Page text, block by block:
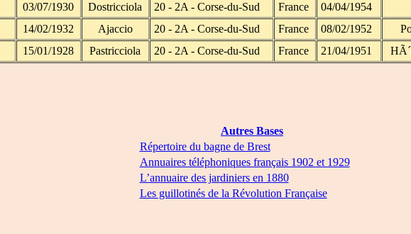
03/07/1930 Dostricciola 20 - 2A - Corse-du-Sud France 04/04/1954
14/02/1932 Ajaccio 20 - 2A - Corse-du-Sud France 08/02/1952
15/01/1928 Pastricciola 20 - 2A - Corse-du-Sud France 21/04/1951
Autres Bases
Répertoire du bagne de Brest
Annuaires téléphoniques français 1902 et 1929
L’annuaire des jardiniers en 1880
Les guillotinés de la Révolution Française